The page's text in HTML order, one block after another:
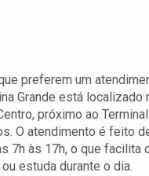
preferem um
Grande está localizado
próximo ao
O atendimento é feito
7h às 17h, o que facilita
estuda durante o dia.